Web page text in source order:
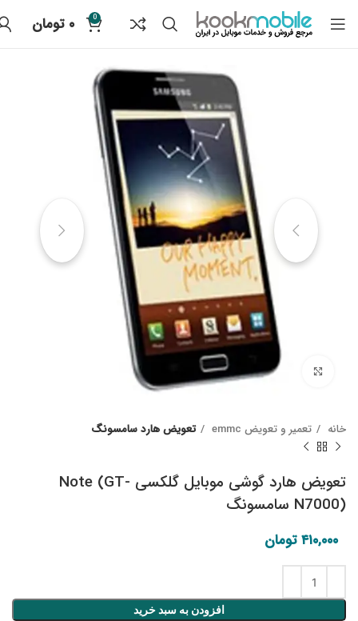
0 ۰ تومان
Click to enlarge
خانه تعمیر و تعویض emmc تعویض هارد سامسونگ
تعویض هارد گوشی موبایل گلکسی Note (GT-
N7000) سامسونگ
۴۱۰,۰۰۰تومان
افزودن به سبد خرید